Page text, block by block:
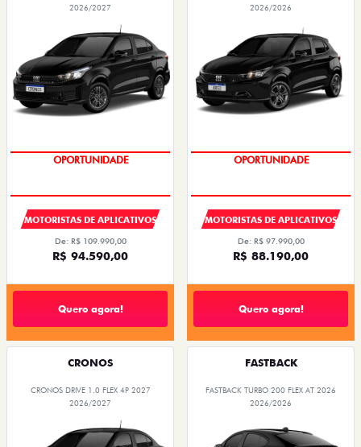
2026/2027
OPORTUNIDADE
MOTORISTAS DE APLICATIVOS
De: R$ 109.990,00
R$ 94.590,00
Quero agora!
2026/2026
OPORTUNIDADE
MOTORISTAS DE APLICATIVOS
De: R$ 97.990,00
R$ 88.190,00
Quero agora!
CRONOS
CRONOS DRIVE 1.0 FLEX 4P 2027
2026/2027
FASTBACK
FASTBACK TURBO 200 FLEX AT 2026
2026/2026